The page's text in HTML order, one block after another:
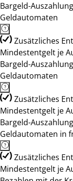
Bargeld-
Geldautomaten
Zusätzliches
Mindestentgelt je
Bargeld-
Geldautomaten
Zusätzliches
Mindestentgelt je
Bargeld-
Geldautomaten in
Zusätzliches
Mindestentgelt je